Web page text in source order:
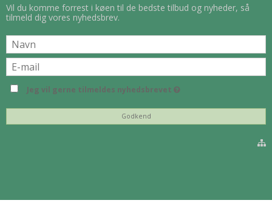
Vil du komme forrest i køen til de bedste tilbud og nyheder, så
tilmeld dig vores nyhedsbrev.
Jeg vil gerne tilmeldes nyhedsbrevet
Godkend